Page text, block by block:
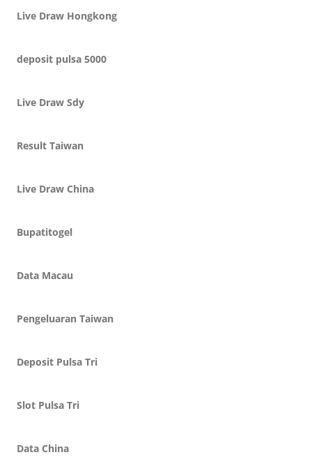
Live Draw Hongkong
deposit pulsa 5000
Live Draw Sdy
Result Taiwan
Live Draw China
Bupatitogel
Data Macau
Pengeluaran Taiwan
Deposit Pulsa Tri
Slot Pulsa Tri
Data China